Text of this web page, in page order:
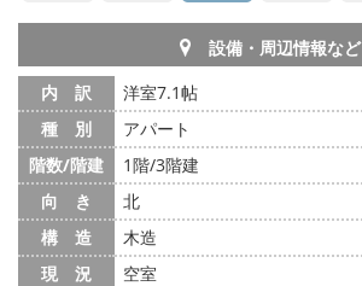
設備・周辺情報など
内 訳
洋室7.1帖
種 別
アパート
階数/階建
1階/3階建
向 き
北
構 造
木造
現 況
空室